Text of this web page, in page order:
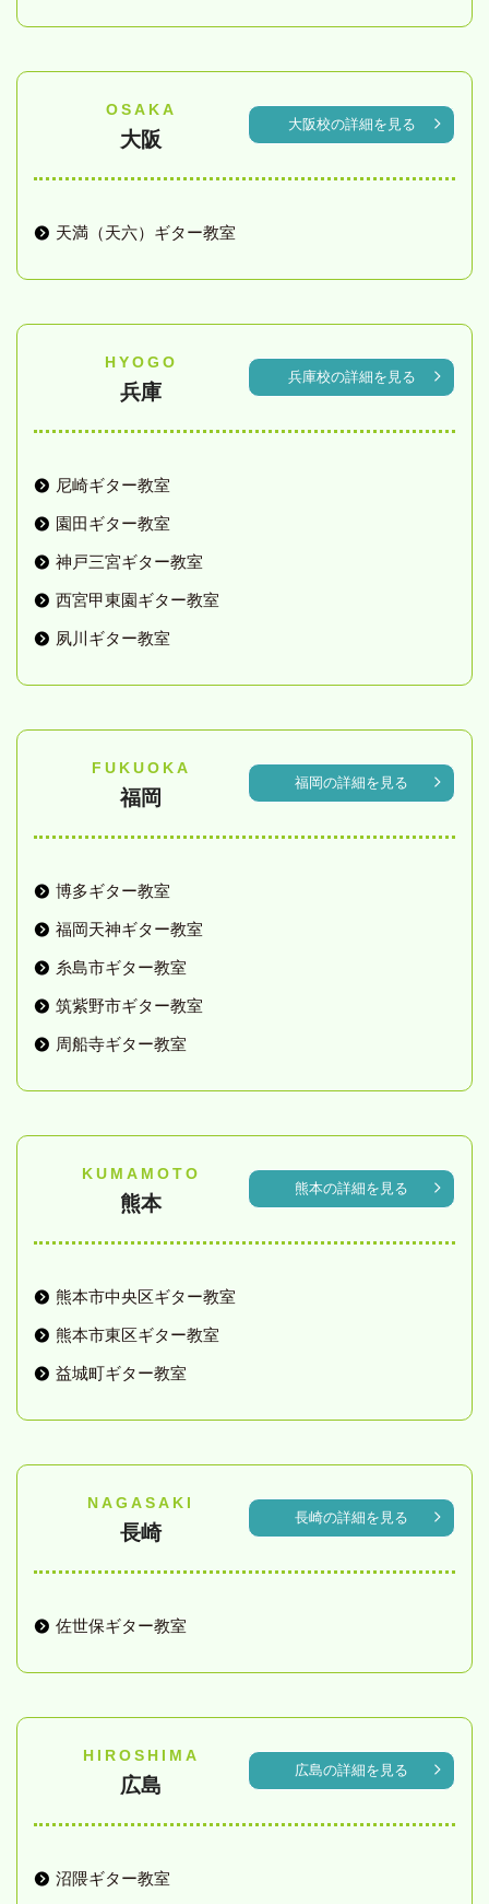
OSAKA
大阪
大阪校の詳細を見る
天満（天六）ギター教室
HYOGO
兵庫
兵庫校の詳細を見る
尼崎ギター教室
園田ギター教室
神戸三宮ギター教室
西宮甲東園ギター教室
夙川ギター教室
FUKUOKA
福岡
福岡の詳細を見る
博多ギター教室
福岡天神ギター教室
糸島市ギター教室
筑紫野市ギター教室
周船寺ギター教室
KUMAMOTO
熊本
熊本の詳細を見る
熊本市中央区ギター教室
熊本市東区ギター教室
益城町ギター教室
NAGASAKI
長崎
長崎の詳細を見る
佐世保ギター教室
HIROSHIMA
広島
広島の詳細を見る
沼隈ギター教室